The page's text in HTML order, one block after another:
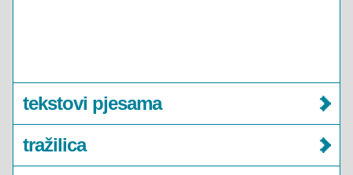
tekstovi pjesama
tražilica